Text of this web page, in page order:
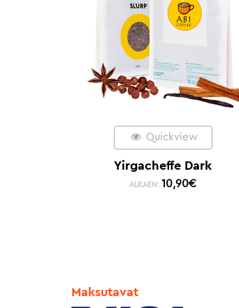
Quickview
Yirgacheffe Dark
ALKAEN: 10,90€
Maksutavat